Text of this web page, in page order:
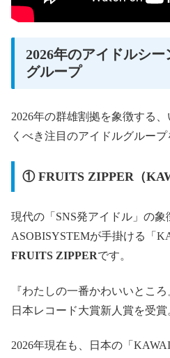
2026年のアイドルシー
グループ
2026年の群雄割拠を象徴する
くべき注目のアイドルグループ
① FRUITS ZIPPER（
現代の「SNS発アイドル」の象
ASOBISYSTEMが手掛ける「
FRUITS ZIPPERです。
『わたしの一番かわいいとこ
日本レコード大賞新人賞を受賞
2026年現在も、日本の「